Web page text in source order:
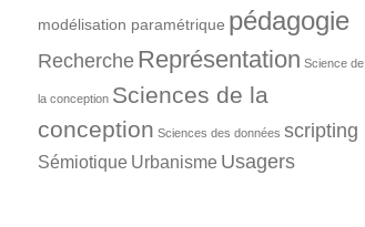
modélisation paramétrique pédagogie
RechercheReprésentation Science de
la conception Sciences de la
conception Sciences des données scripting
Sémiotique Urbanisme Usagers